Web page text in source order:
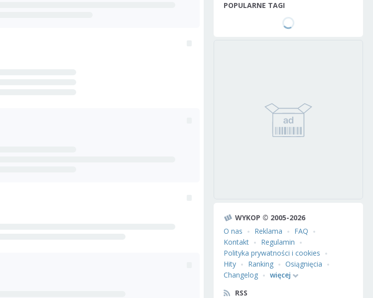
POPULARNE TAGI
WYKOP © 2005-2026
O nas
Reklama
FAQ
Kontakt
Regulamin
Polityka prywatności i cookies
Hity
Ranking
Osiągnięcia
Changelog
więcej
RSS